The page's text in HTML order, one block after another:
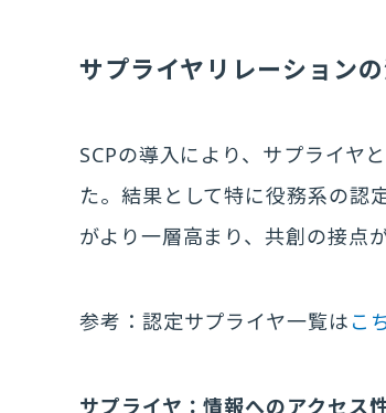
サプライヤリレーション
SCPの導入により、サプライヤ
た。結果として特に役務系の認
がより一層高まり、共創の接点
参考：認定サプライヤ一覧は こ
サプライヤ：情報へのアクセス